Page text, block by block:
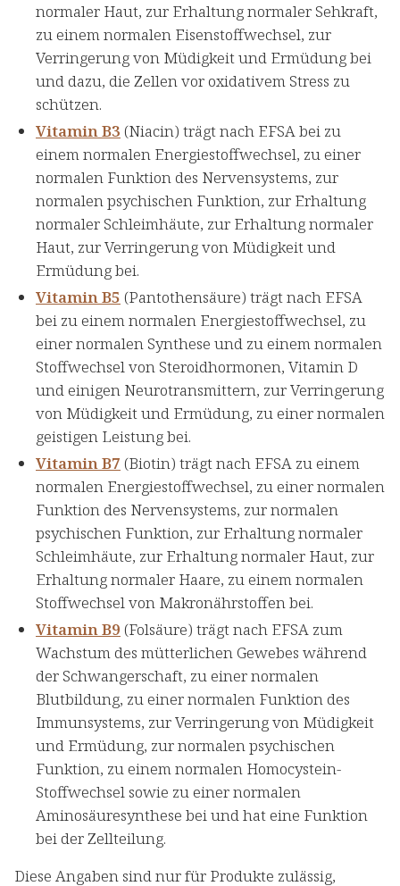
normaler Haut, zur Erhaltung normaler Sehkraft,
zu einem normalen Eisenstoffwechsel, zur
Verringerung von Müdigkeit und Ermüdung bei
und dazu, die Zellen vor oxidativem Stress zu
schützen.
Vitamin B3 (Niacin) trägt nach EFSA bei zu
einem normalen Energiestoffwechsel, zu einer
normalen Funktion des Nervensystems, zur
normalen psychischen Funktion, zur Erhaltung
normaler Schleimhäute, zur Erhaltung normaler
Haut, zur Verringerung von Müdigkeit und
Ermüdung bei.
Vitamin B5 (Pantothensäure) trägt nach EFSA
bei zu einem normalen Energiestoffwechsel, zu
einer normalen Synthese und zu einem normalen
Stoffwechsel von Steroidhormonen, Vitamin D
und einigen Neurotransmittern, zur Verringerung
von Müdigkeit und Ermüdung, zu einer normalen
geistigen Leistung bei.
Vitamin B7 (Biotin) trägt nach EFSA zu einem
normalen Energiestoffwechsel, zu einer normalen
Funktion des Nervensystems, zur normalen
psychischen Funktion, zur Erhaltung normaler
Schleimhäute, zur Erhaltung normaler Haut, zur
Erhaltung normaler Haare, zu einem normalen
Stoffwechsel von Makronährstoffen bei.
Vitamin B9 (Folsäure) trägt nach EFSA zum
Wachstum des mütterlichen Gewebes während
der Schwangerschaft, zu einer normalen
Blutbildung, zu einer normalen Funktion des
Immunsystems, zur Verringerung von Müdigkeit
und Ermüdung, zur normalen psychischen
Funktion, zu einem normalen Homocystein-
Stoffwechsel sowie zu einer normalen
Aminosäuresynthese bei und hat eine Funktion
bei der Zellteilung.
Diese Angaben sind nur für Produkte zulässig,